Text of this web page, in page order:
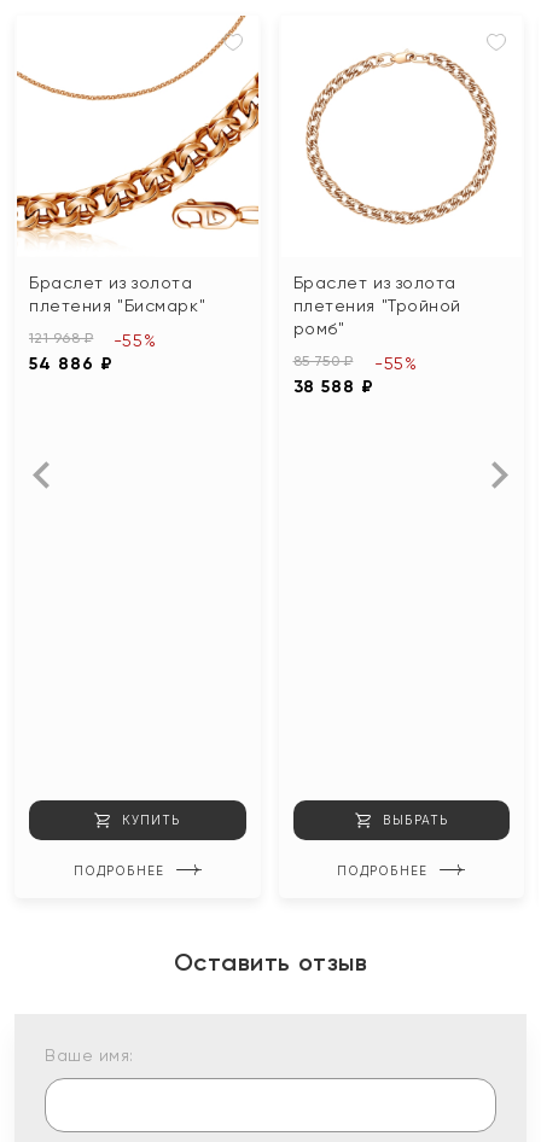
Браслет из золота
плетения "Бисмарк"
121 968 ₽
54 886 ₽
-55%
КУПИТЬ
ПОДРОБНЕЕ
Браслет из золота
плетения "Тройной
ромб"
85 750 ₽
38 588 ₽
-55%
ВЫБРАТЬ
ПОДРОБНЕЕ
Оставить отзыв
Ваше имя: